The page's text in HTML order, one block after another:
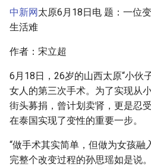
a
中新网太原6月18日电 题：一位
生活难
作者：宋立超
6月18日，26岁的山西太原“小伙
女人的第三次手术。为了实现从
街头募捐，曾计划卖肾，更是忍
在泰国实现了变性的重要一步。
“做手术其实简单，但做为女孩融
完整个改变过程的孙思瑶如是说。